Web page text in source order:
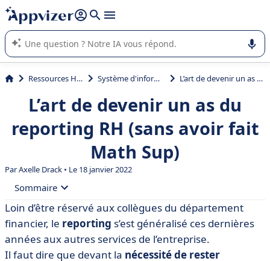
répondre (plusieurs lignes avec
L'IA de Appvizer vous guide dans l'utilisation ou la sélection de
logiciel SaaS en entreprise.
Ressources Humaines (RH) Système d'information RH (SIRH) L’art de devenir un as du reporting RH (sans avoir fait Math Sup)
L’art de devenir un as du
reporting RH (sans avoir fait
Math Sup)
ParAxelle Drack • Le 18 janvier 2022
Sommaire
• C’est quoi le reporting RH ?
• Comment créer un reporting RH de qualité ? Nos
conseils
Loin d’être réservé aux collègues du département
financier, le reporting s’est généralisé ces dernières
années aux autres services de l’entreprise.
Il faut dire que devant la nécessité de rester